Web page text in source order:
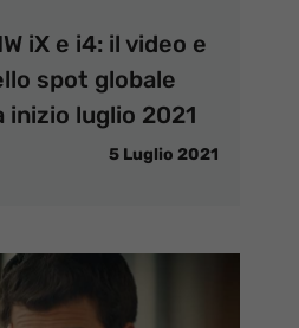
iX e i4: il video e
spot globale
luglio 2021
5 Luglio 2021